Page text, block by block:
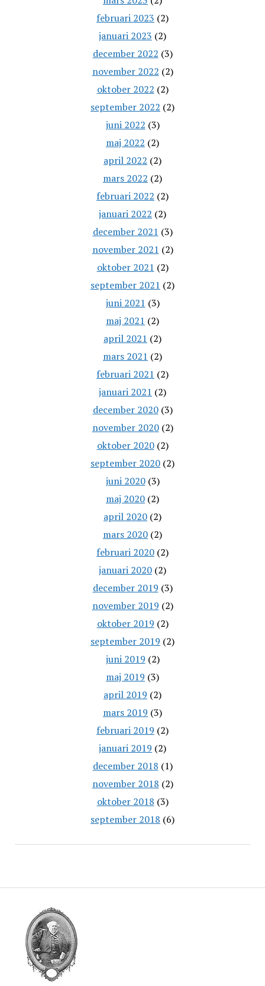
februari 2023 (2)
januari 2023 (2)
december 2022 (3)
november 2022 (2)
oktober 2022 (2)
september 2022 (2)
juni 2022 (3)
maj 2022 (2)
april 2022 (2)
mars 2022 (2)
februari 2022 (2)
januari 2022 (2)
december 2021 (3)
november 2021 (2)
oktober 2021 (2)
september 2021 (2)
juni 2021 (3)
maj 2021 (2)
april 2021 (2)
mars 2021 (2)
februari 2021 (2)
januari 2021 (2)
december 2020(3)
november 2020(2)
oktober 2020(2)
september 2020 (2)
juni 2020(3)
maj 2020 (2)
april 2020 (2)
mars 2020 (2)
februari 2020 (2)
januari 2020 (2)
december 2019 (3)
november 2019 (2)
oktober 2019 (2)
september 2019 (2)
juni 2019 (2)
maj 2019 (3)
april 2019 (2)
mars 2019 (3)
februari 2019 (2)
januari 2019 (2)
december 2018 (1)
november 2018 (2)
oktober 2018 (3)
september 2018 (6)